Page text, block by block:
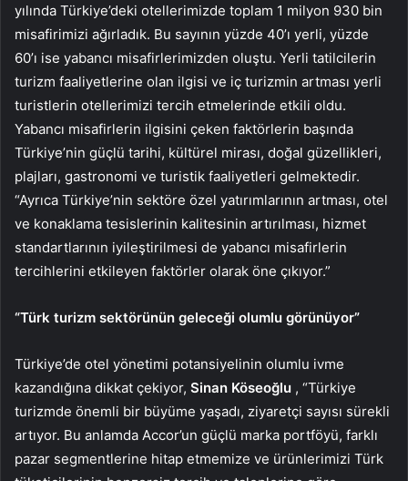
yılında Türkiye’deki otellerimizde toplam 1 milyon 930 bin
misafirimizi ağırladık. Bu sayının yüzde 40’ı yerli, yüzde
60’ı ise yabancı misafirlerimizden oluştu. Yerli tatilcilerin
turizm faaliyetlerine olan ilgisi ve iç turizmin artması yerli
turistlerin otellerimizi tercih etmelerinde etkili oldu.
Yabancı misafirlerin ilgisini çeken faktörlerin başında
Türkiye’nin güçlü tarihi, kültürel mirası, doğal güzellikleri,
plajları, gastronomi ve turistik faaliyetleri gelmektedir.
“Ayrıca Türkiye’nin sektöre özel yatırımlarının artması, otel
ve konaklama tesislerinin kalitesinin artırılması, hizmet
standartlarının iyileştirilmesi de yabancı misafirlerin
tercihlerini etkileyen faktörler olarak öne çıkıyor.”
“Türk turizm sektörünün geleceği olumlu görünüyor”
Türkiye’de otel yönetimi potansiyelinin olumlu ivme
kazandığına dikkat çekiyor, Sinan Köseoğlu , “Türkiye
turizmde önemli bir büyüme yaşadı, ziyaretçi sayısı sürekli
artıyor. Bu anlamda Accor’un güçlü marka portföyü, farklı
pazar segmentlerine hitap etmemize ve ürünlerimizi Türk